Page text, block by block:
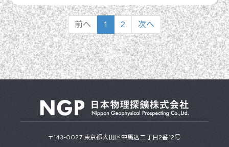
前へ 1 2 次へ
〒143-0027 東京都大田区中馬込二丁目2番12号